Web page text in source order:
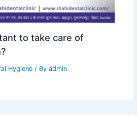
to take care of
Hygiene / Byadmin